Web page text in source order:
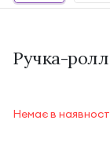
Ручка-
Немає в